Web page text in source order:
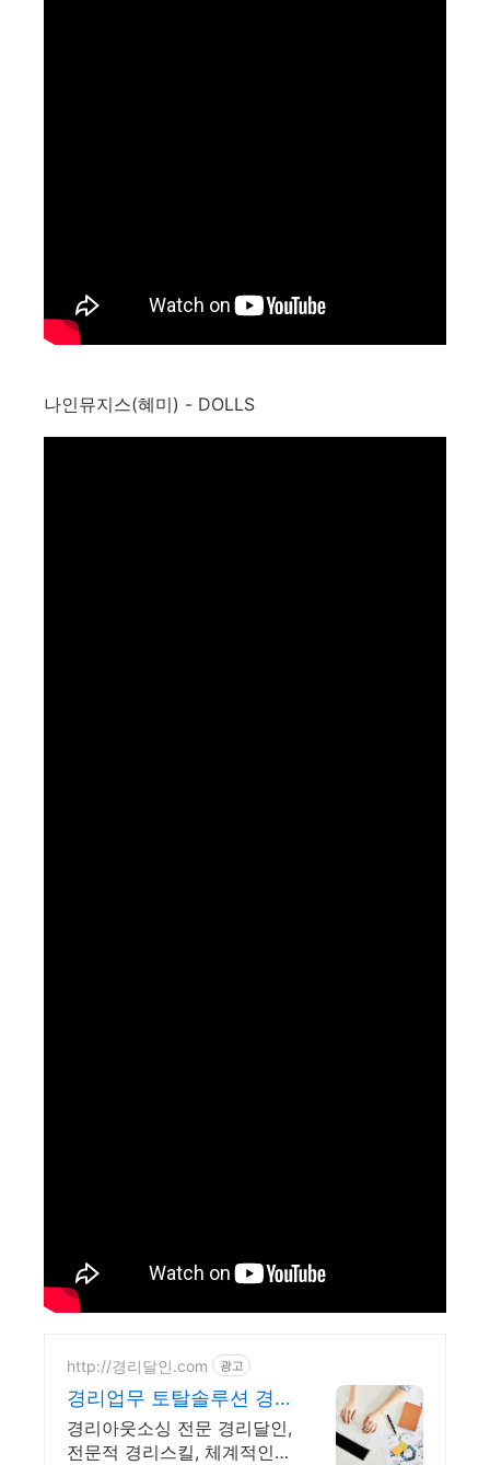
나인뮤지스(혜미) - DOLLS
http://경리달인.com 광고
경리업무 토탈솔루션 경
리달인 맞춤형 경리 아웃
소싱
경리아웃소싱 전문 경리달인,
전문적 경리스킬, 체계적인